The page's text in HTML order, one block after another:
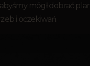
mógł dobrać
i oczekiwań.